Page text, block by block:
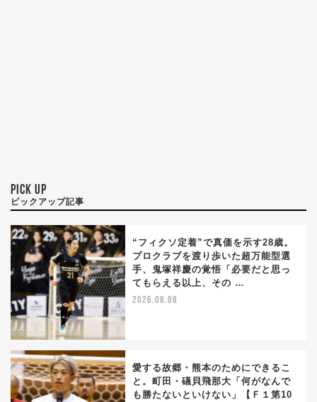
PICK UP
ピックアップ記事
“フィクソ定着”で真価を示す28歳。
プロクラブを渡り歩いた超万能型選
手、鬼塚祥慶の覚悟「必要だと思っ
てもらえる以上、その …
2026.08.08
愛する故郷・熊本のためにできるこ
と。町田・礒貝飛那大「何がなんで
も勝たないといけない」【Ｆ１第10